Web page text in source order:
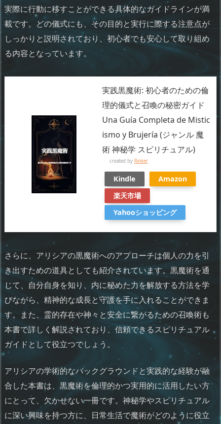
実際に行動に移すことができる具体的なガイドラインが満
載です。どの儀式にも、その目的と実行に際する注意点が
しっかりと説明されており、初心者でも安心して取り組め
る内容となっています。
実践黒魔術: 初心者のための倫
理的儀式と召喚の秘密ガイド
Una Guía Completa de Mistic
ismo y Brujería (ジャンル 魔
術 神秘学 スピリチュアル)
created by Rinker
Kindle
Amazon
楽天市場
Yahooショッピング
さらに、アリシアの黒魔術へのアプローチは個人の力を引
き出すための道具としても紹介されています。黒魔術を通
じて、自分自身を知り、内に秘めた力を解放する方法を学
びながら、精神的な成長と守護を手に入れることができま
す。また、霊的存在や神々と安全に繋がるための召喚術も
本書で詳しく解説されており、信頼できるスピリチュアル
ガイドとして役立つでしょう。
アリシアの学術的なバックグラウンドと実践的な経験が融
合した本書は、黒魔術を倫理的かつ実用的に活用したい方
にとって、欠かせない一冊です。神秘学やスピリチュアル
に深い興味を持つ方に、日常生活で魔術がどのように役立